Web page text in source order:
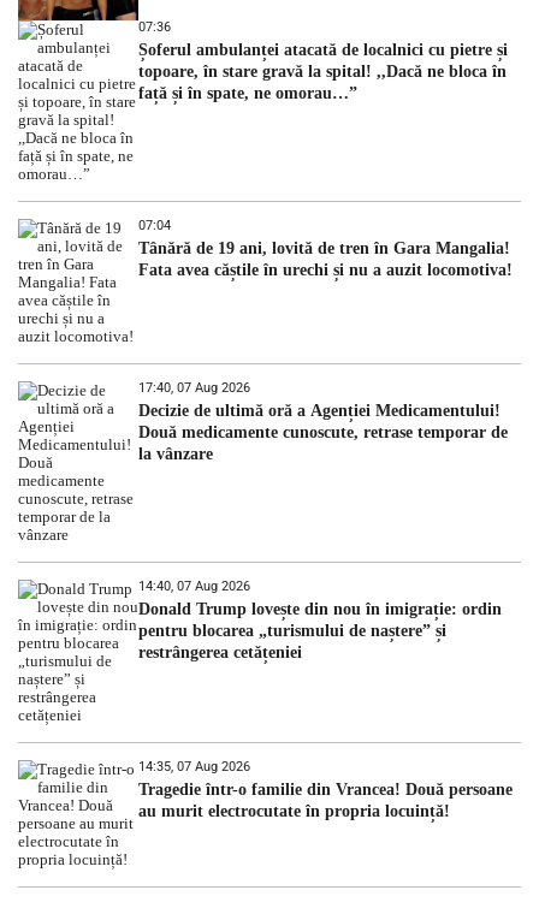
07:36
Șoferul ambulanței atacată de localnici cu pietre și
topoare, în stare gravă la spital! ,,Dacă ne bloca în
față și în spate, ne omorau…”
07:04
Tânără de 19 ani, lovită de tren în Gara Mangalia!
Fata avea căștile în urechi și nu a auzit locomotiva!
17:40, 07 Aug 2026
Decizie de ultimă oră a Agenției Medicamentului!
Două medicamente cunoscute, retrase temporar de
la vânzare
14:40, 07 Aug 2026
Donald Trump lovește din nou în imigrație: ordin
pentru blocarea „turismului de naștere” și
restrângerea cetățeniei
14:35, 07 Aug 2026
Tragedie într-o familie din Vrancea! Două persoane
au murit electrocutate în propria locuință!